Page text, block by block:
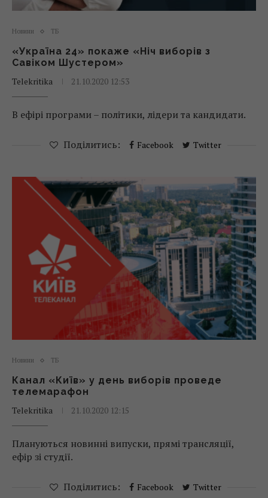
Новини ТБ
«Україна 24» покаже «Ніч виборів з
Савіком Шустером»
Telekritika
21.10.2020 12:53
В ефірі програми – політики, лідери та кандидати.
Поділитись: Facebook Twitter
Новини ТБ
Канал «Київ» у день виборів проведе
телемарафон
Telekritika
21.10.2020 12:15
Плануються новинні випуски, прямі трансляції,
ефір зі студії.
Поділитись: Facebook Twitter